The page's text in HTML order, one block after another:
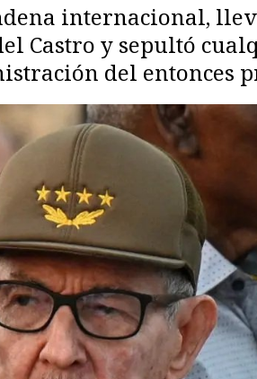
internacional,
Castro y sepultó
del entonces